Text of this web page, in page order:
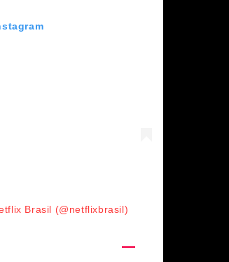
Brasil (@netflixbrasil)